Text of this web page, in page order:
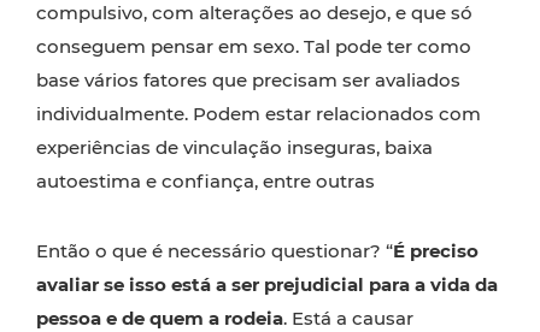
compulsivo, com alterações ao desejo, e que só
conseguem pensar em sexo. Tal pode ter como
base vários fatores que precisam ser avaliados
individualmente. Podem estar relacionados com
experiências de vinculação inseguras, baixa
autoestima e confiança, entre outras
Então o que é necessário questionar? “É preciso
avaliar se isso está a ser prejudicial para a vida da
pessoa e de quem a rodeia. Está a causar